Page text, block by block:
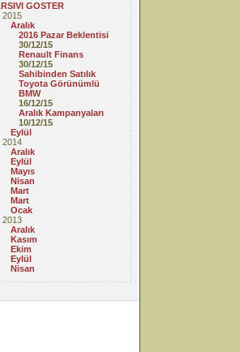
GOSTER
2015
Aralık
2016 Pazar Beklentisi
30/12/15
Renault Finans
30/12/15
Sahibinden Satılık
Toyota Görünümlü
BMW
16/12/15
Aralık Kampanyaları
10/12/15
Eylül
2014
Aralık
Eylül
Mayıs
Nisan
Mart
Mart
Ocak
2013
Aralık
Kasım
Ekim
Eylül
Nisan